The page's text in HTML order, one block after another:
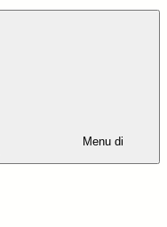
Menu di